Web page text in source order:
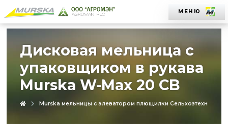
МЕНЮ
Дисковая мельница с
упаковщиком в рукава
Murska W-Max 20 CB
Murska мельницы с элеватором плющилки Сельхозтехника